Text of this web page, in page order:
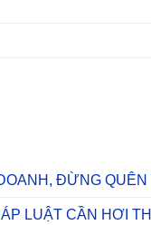
ĐỪNG QUÊN
LUẬT CẦN HƠI